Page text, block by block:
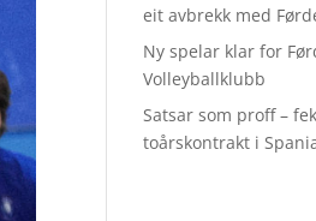
eit avbrekk med
Ny spelar klar for
Volleyballklubb
Satsar som proff –
toårskontrakt i